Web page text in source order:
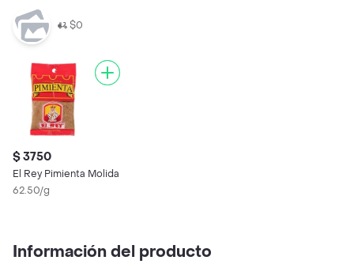
$0
$ 3750
El Rey Pimienta Molida
62.50/g
Información del producto